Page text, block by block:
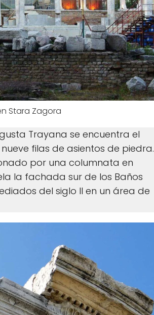
Stara Zagora
Trayana se encuentra el
filas de asientos de piedra.
por una columnata en
la fachada sur de los Baños
del siglo II en un área de